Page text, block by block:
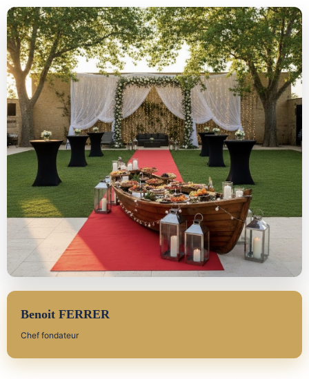
Benoit FERRER
Chef fondateur